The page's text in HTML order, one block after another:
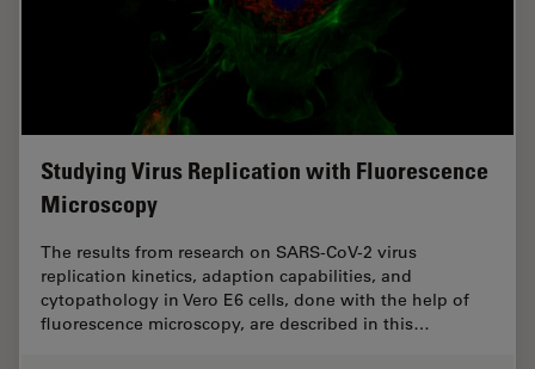
Studying Virus Replication with Fluorescence
Microscopy
The results from research on SARS-CoV-2 virus
replication kinetics, adaption capabilities, and
cytopathology in Vero E6 cells, done with the help of
fluorescence microscopy, are described in this…